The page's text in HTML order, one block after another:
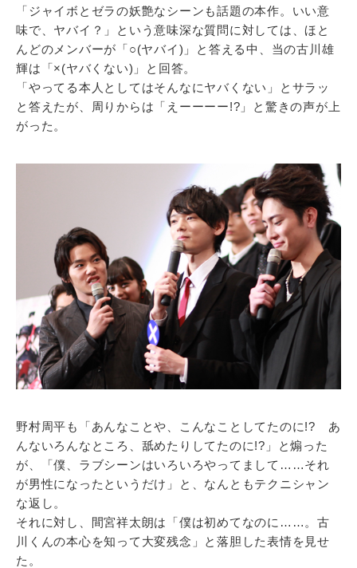
「ジャイボとゼラの妖艶なシーンも話題の本作。いい意
味で、ヤバイ？」という意味深な質問に対しては、ほと
んどのメンバーが「○(ヤバイ)」と答える中、当の古川雄
輝は「×(ヤバくない)」と回答。
「やってる本人としてはそんなにヤバくない」とサラッ
と答えたが、周りからは「えーーーー!?」と驚きの声が上
がった。
野村周平も「あんなことや、こんなことしてたのに!? あ
んないろんなところ、舐めたりしてたのに!?」と煽った
が、「僕、ラブシーンはいろいろやってまして……それ
が男性になったというだけ」と、なんともテクニシャン
な返し。
それに対し、間宮祥太朗は「僕は初めてなのに……。古
川くんの本心を知って大変残念」と落胆した表情を見せ
た。